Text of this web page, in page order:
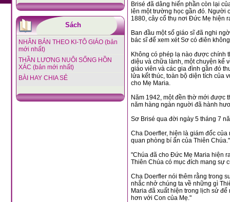
Sách
NHÂN BẢN THEO KI-TÔ GIÁO (bản
mới nhất)
THẦN LƯƠNG NUÔI SỐNG HỒN
XÁC (bản mới nhất)
BÀI HAY CHIA SẺ
Brisé đã dâng hiến phần còn lại của đời mình để lo việc giáo dục cho trẻ em. Sơ lập ra một 'dòng ba' thánh Phanxicô và dựng
lên một trường học gần đó. Người cha của Sơ, ông Lambert, cũng xây một nhà
Ban đầu một số giáo sĩ đã nghi ngờ sự kiện này và cho rằng đó là một sự gian lận, Sơ Brisé đã bị
bác sĩ để xem xét Sơ có điên
Không có phép lạ nào được chính thức công nhận là do Sơ Brisé làm ra. Nhưng lịch sử của ngôi đền có nhiều câu chuyện kỳ
diệu và chữa lành, một chuyện kể về đám cháy đồng cỏ khủng khiếp ở Peshtigo, Wisconsin, năm 1871,
giáo viên và các gia đình gần đó thu mình trong căn nhà nguyện để cầu kinh
lửa kết thúc, toàn bộ diện tích của vùng đất đã bị tàn rụi, ngoại trừ trường học, nhà thờ, tu viện và năm mẫu đất đã hiến dâng
cho Mẹ Maria.
Năm 1942, một đền thờ mới được
năm hàng ngàn nguời đã hành
Sơ Brisé qua đời ngày 5 tháng 7
Cha Doerfler, hiện là giám đốc của ngôi đền, cho biết việc chính thức công nhận các cuộc hiện ra khẳng định một lần nữa "sự
quan phòng bí ẩn của Thiên Chúa."
"Chúa đã cho Đức Mẹ Maria hiện ra ở đây. Lý do tại sao thì tôi không thể biết được.
Cha Doerfler nói thêm rằng trong suốt lịch sử Đức Mẹ đã hiện ra "như là một
nhắc nhở chúng ta về những gì Thiên Chúa đã hứa. Mẹ
Maria đã xuất hiện trong lịch sử để nhắc nhở chúng ta về những điều quan trọng cho sự cứu rỗi và thu hút chúng ta tới gần
hơn với Con của Mẹ."